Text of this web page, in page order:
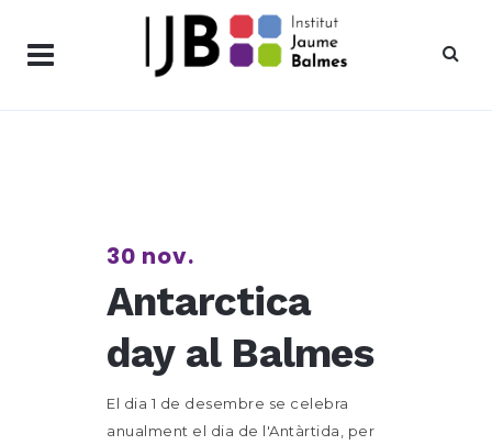
30 nov.
Antarctica
day al Balmes
El dia 1 de desembre se celebra
anualment el dia de l'Antàrtida, per